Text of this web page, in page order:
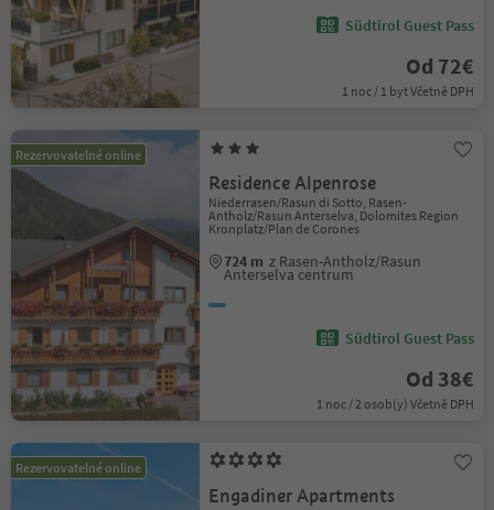
Südtirol Guest Pass
Od 72€
1 noc / 1 byt Včetně DPH
Rezervovatelné online
Residence Alpenrose
Niederrasen/Rasun di Sotto, Rasen-
Antholz/Rasun Anterselva, Dolomites Region
Kronplatz/Plan de Corones
724 m z Rasen-Antholz/Rasun
Anterselva centrum
Südtirol Guest Pass
Od 38€
1 noc / 2 osob(y) Včetně DPH
Rezervovatelné online
Engadiner Apartments